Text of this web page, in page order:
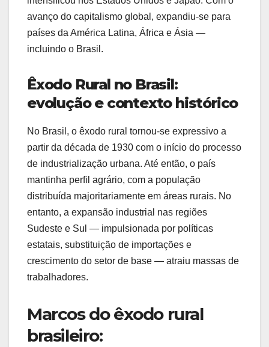
avanço do capitalismo global, expandiu-se para
países da América Latina, África e Ásia —
incluindo o Brasil.
Êxodo Rural no Brasil:
evolução e contexto histórico
No Brasil, o êxodo rural tornou-se expressivo a
partir da década de 1930 com o início do processo
de industrialização urbana. Até então, o país
mantinha perfil agrário, com a população
distribuída majoritariamente em áreas rurais. No
entanto, a expansão industrial nas regiões
Sudeste e Sul — impulsionada por políticas
estatais, substituição de importações e
crescimento do setor de base — atraiu massas de
trabalhadores.
Marcos do êxodo rural
brasileiro: